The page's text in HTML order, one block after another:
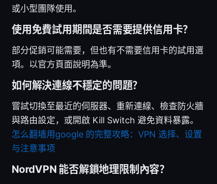
或小型團隊使用。
使用免費試用期間是否需要提供信用卡？
部分促銷可能需要，但也有不需要信用卡的試用選
項。以官方頁面說明為準。
如何解決連線不穩定的問題？
嘗試切換至最近的伺服器、重新連線、檢查防火牆
與路由設定，或開啟 Kill Switch 避免資料暴露。
怎么翻墙用google 的完整攻略：VPN 选择、设置
与注意事项
NordVPN 能否解鎖地理限制內容？